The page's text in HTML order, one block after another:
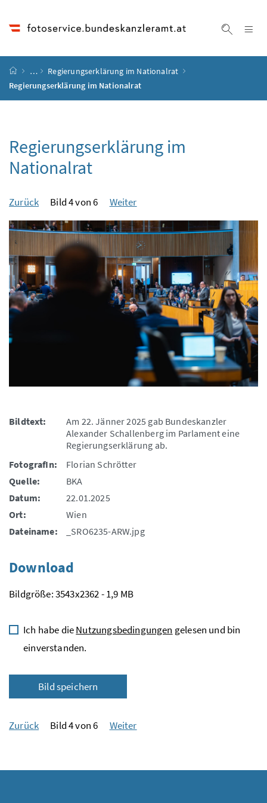
Startseite
…
Regierungserklärung im Nationalrat
Regierungserklärung im Nationalrat
Regierungserklärung im
Nationalrat
Zurück Bild 4 von 6 Weiter
Bildtext:
Am 22. Jänner 2025 gab Bundeskanzler
Alexander Schallenberg im Parlament eine
Regierungserklärung ab.
FotografIn:
Florian Schrötter
Quelle:
BKA
Datum:
22.01.2025
Ort:
Wien
Dateiname:
_SRO6235-ARW.jpg
Download
Bildgröße: 3543x2362 - 1,9 MB
Ich habe dieNutzungsbedingungen gelesen und bin
einverstanden.
Bild speichern
Zurück Bild 4 von 6 Weiter